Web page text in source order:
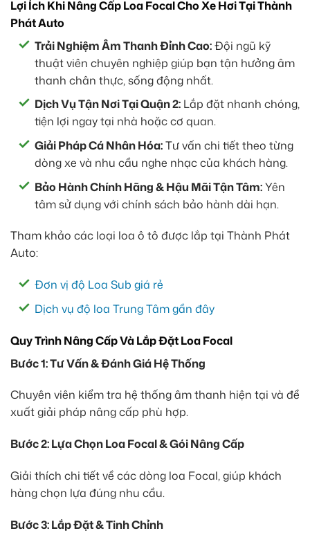
Lợi Ích Khi Nâng Cấp Loa Focal Cho Xe Hơi Tại Thành
Phát Auto
Trải Nghiệm Âm Thanh Đỉnh Cao:Đội ngũ kỹ
thuật viên chuyên nghiệp giúp bạn tận hưởng âm
thanh chân thực, sống động nhất.
Dịch Vụ Tận Nơi Tại Quận 2: Lắp đặt nhanh chóng,
tiện lợi ngay tại nhà hoặc cơ quan.
Giải Pháp Cá Nhân Hóa:Tư vấn chi tiết theo từng
dòng xe và nhu cầu nghe nhạc của khách hàng.
Bảo Hành Chính Hãng & Hậu Mãi Tận Tâm:Yên
tâm sử dụng với chính sách bảo hành dài hạn.
Tham khảo các loại loa ô tô được lắp tại Thành Phát
Auto:
Đơn vị độ Loa Sub giá rẻ
Dịch vụ độ loa Trung Tâm gần đây
Quy Trình Nâng Cấp Và Lắp Đặt Loa Focal
Bước 1: Tư Vấn & Đánh Giá Hệ Thống
Chuyên viên kiểm tra hệ thống âm thanh hiện tại và đề
xuất giải pháp nâng cấp phù hợp.
Bước 2: Lựa Chọn Loa Focal & Gói Nâng Cấp
Giải thích chi tiết về các dòng loa Focal, giúp khách
hàng chọn lựa đúng nhu cầu.
Bước 3: Lắp Đặt & Tinh Chỉnh